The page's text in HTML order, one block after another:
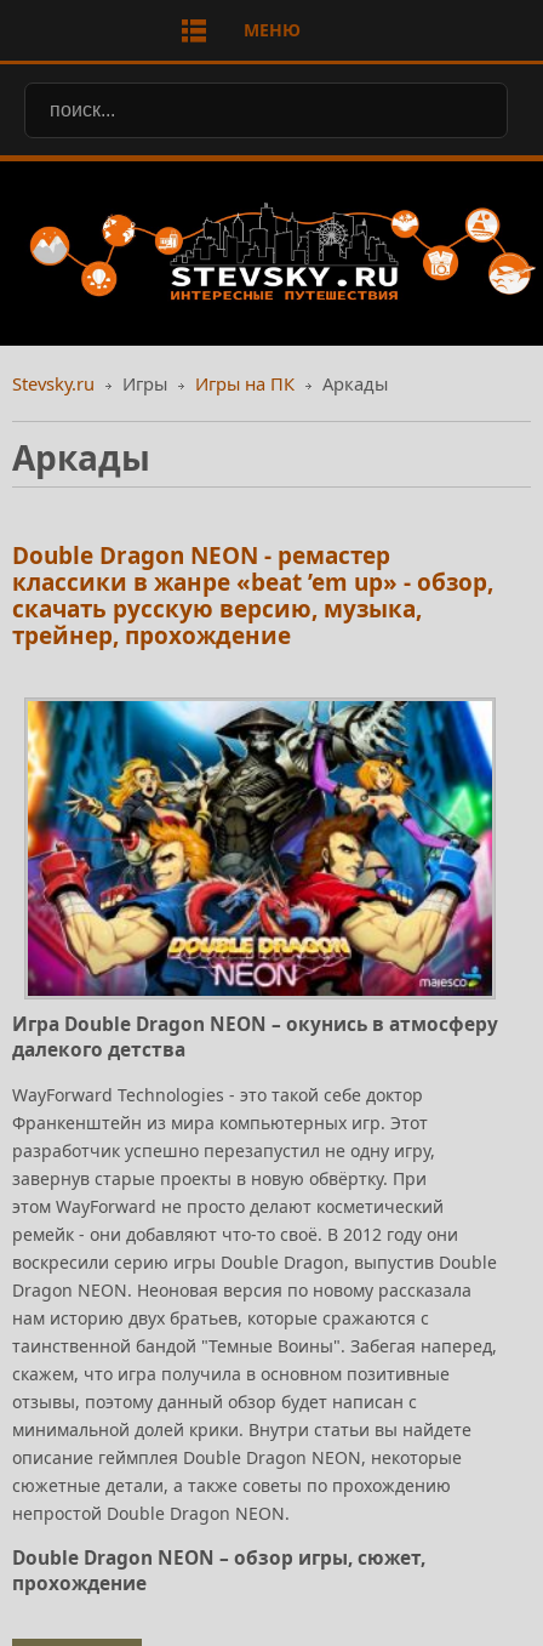
МЕНЮ
Stevsky.ru Игры Игры на ПК Аркады
Аркады
Double Dragon NEON - ремастер
классики в жанре «beat ’em up» - обзор,
скачать русскую версию, музыка,
трейнер, прохождение
Игра Double Dragon NEON – окунись в атмосферу
далекого детства
WayForward Technologies - это такой себе доктор
Франкенштейн из мира компьютерных игр. Этот
разработчик успешно перезапустил не одну игру,
завернув старые проекты в новую обвёртку. При
этом WayForward не просто делают косметический
ремейк - они добавляют что-то своё. В 2012 году они
воскресили серию игры Double Dragon, выпустив Double
Dragon NEON. Неоновая версия по новому рассказала
нам историю двух братьев, которые сражаются с
таинственной бандой "Темные Воины". Забегая наперед,
скажем, что игра получила в основном позитивные
отзывы, поэтому данный обзор будет написан с
минимальной долей крики. Внутри статьи вы найдете
описание геймплея Double Dragon NEON, некоторые
сюжетные детали, а также советы по прохождению
непростой Double Dragon NEON.
Double Dragon NEON – обзор игры, сюжет,
прохождение